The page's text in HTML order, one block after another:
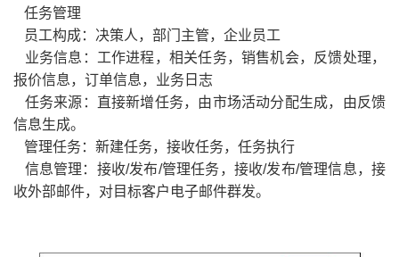
任务管理
员工构成：决策人，部门主管，企业员工
业务信息：工作进程，相关任务，销售机会，反馈处理，
报价信息，订单信息，业务日志
任务来源：直接新增任务，由市场活动分配生成，由反馈
信息生成。
管理任务：新建任务，接收任务，任务执行
信息管理：接收/发布/管理任务，接收/发布/管理信息，接
收外部邮件，对目标客户电子邮件群发。